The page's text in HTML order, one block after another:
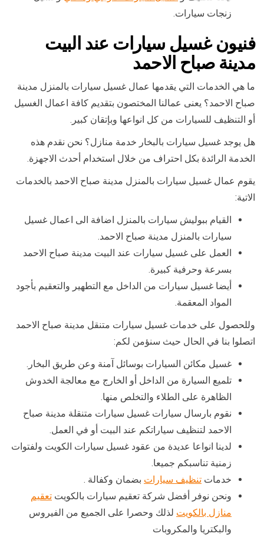
زنجات سيارات.
فنيون غسيل سيارات عند البيت
مدينة صباح الاحمد
ما هي الخدمات التي يقدمها عمال غسيل سيارات بالمنزل مدينة
صباح الاحمد؟ يعنى عمالنا المختصون بتقديم كافة اعمال الغسيل
أو التنظيف للسيارات من كل انواعها وبإتقان كبير.
هل يوجد غسيل سيارات بالبخار خدمة منازل؟ نحن نقدم هذه
الخدمة الرائدة بكل احتراف من خلال استخدام أحدث الاجهزة.
يقوم عمال غسيل سيارات بالمنزل مدينة صباح الاحمد بالخدمات
الاتية:
القيام ببوليش سيارات بالمنزل اضافة الى اعمال غسيل
سيارات بالمنزل مدينة صباح الاحمد.
العمل على غسيل سيارات عند البيت مدينة صباح الاحمد
بسرعة وحرفية كبيرة.
أيضا غسيل سيارات من الداخل مع التطهير والتعقيم بأجود
المواد المعقمة.
وللحصول على خدمات غسيل سيارات متنقل مدينة صباح الاحمد
اتصلوا بنا في الحال حيث سنؤمن لكم:
غسيل مكائن السيارات بوسائل آمنة وعن طريق البخار.
تلميع السيارة من الداخل أو الخارج مع معالجة الخدوش
الظاهرة على الطلاء والتخلص منها.
نقوم بارسال سيارات غسيل سيارات متنقلة مدينة صباح
الاحمد لتنظيف سياراتكم عند البيت أو في العمل.
لدينا انواعا عديدة من عقود غسيل سيارات الكويت ولفتوات
زمنية تناسبكم جميعا.
خدمات تنظيف سيارات بضمان وكفالة .
ونحن نوفر أفضل شركة تعقيم سيارات بالكويت تعقيم
منازل بالكويت لذلك وحصرا على الجميع من الفيروس
والبكتريا والمكروبات